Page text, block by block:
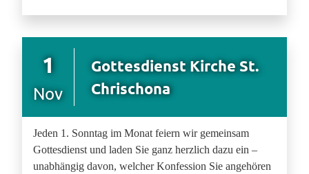
1
Nov
Gottesdienst Kirche St.
Chrischona
Jeden 1. Sonntag im Monat feiern wir gemeinsam
Gottesdienst und laden Sie ganz herzlich dazu ein –
unabhängig davon, welcher Konfession Sie angehören